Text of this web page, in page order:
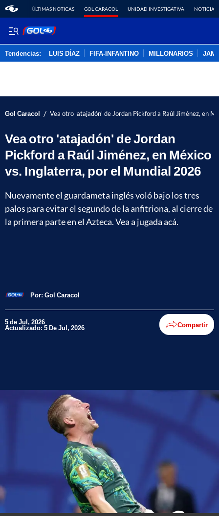
ÚLTIMAS NOTICAS GOL CARACOL UNIDAD INVESTIGATIVA NOTICIAS
Tendencias: LUIS DÍAZ FIFA-INFANTINO MILLONARIOS
Gol Caracol / Vea otro 'atajadón' de Jordan Pickford a Raúl Jiménez, en
Vea otro 'atajadón' de Jordan
Pickford a Raúl Jiménez, en México
vs. Inglaterra, por el Mundial 2026
Nuevamente el guardameta inglés voló bajo los tres
palos para evitar el segundo de la anfitriona, al cierre de
la primera parte en el Azteca. Vea a jugada acá.
Por: Gol Caracol
5 de Jul, 2026
Actualizado: 5 De Jul, 2026 Compartir